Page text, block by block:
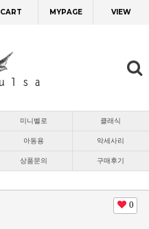
CART MYPAGE VIEW
미니벨로 클래식
아동용 악세사리
상품문의 구매후기
0